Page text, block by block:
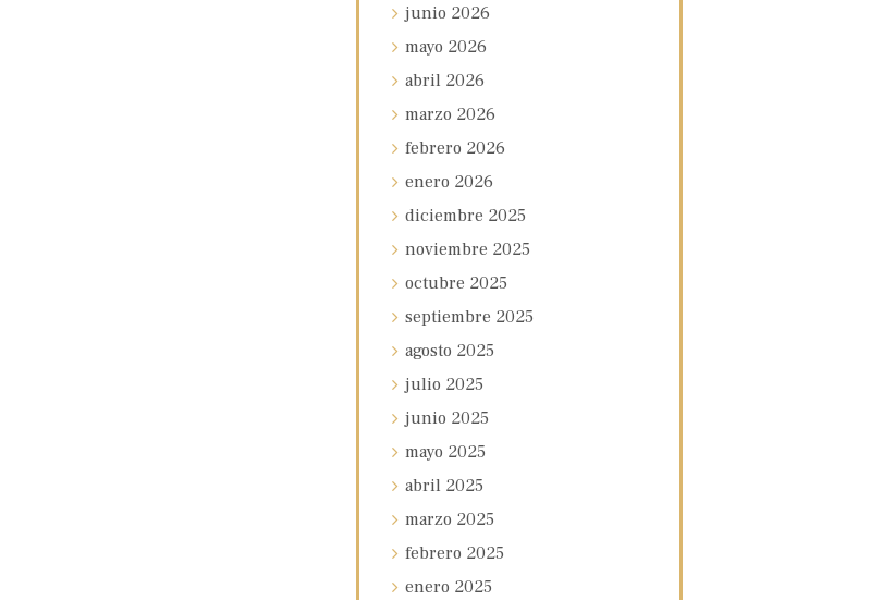
junio 2026
mayo 2026
abril 2026
marzo 2026
febrero 2026
enero 2026
diciembre 2025
noviembre 2025
octubre 2025
septiembre 2025
agosto 2025
julio 2025
junio 2025
mayo 2025
abril 2025
marzo 2025
febrero 2025
enero 2025